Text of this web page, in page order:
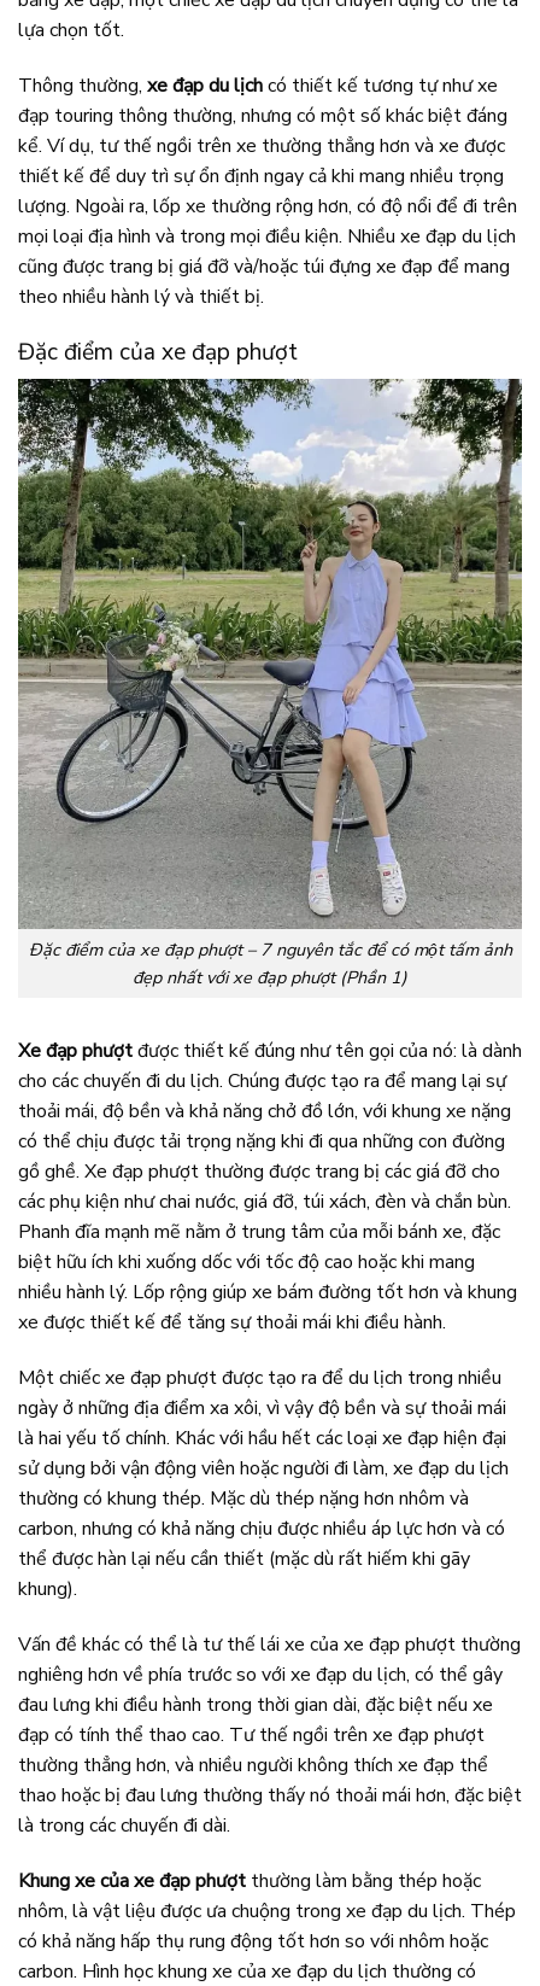
lựa chọn tốt.
Thông thường, xe đạp du lịchcó thiết kế tương tự như xe
đạp touring thông thường, nhưng có một số khác biệt đáng
kể. Ví dụ, tư thế ngồi trên xe thường thẳng hơn và xe được
thiết kế để duy trì sự ổn định ngay cả khi mang nhiều trọng
lượng. Ngoài ra, lốp xe thường rộng hơn, có độ nổi để đi trên
mọi loại địa hình và trong mọi điều kiện. Nhiều xe đạp du lịch
cũng được trang bị giá đỡ và/hoặc túi đựng xe đạp để mang
theo nhiều hành lý và thiết bị.
Đặc điểm của xe đạp phượt
Đặc điểm của xe đạp phượt – 7 nguyên tắc để có một tấm ảnh
đẹp nhất với xe đạp phượt (Phần 1)
Xe đạp phượtđược thiết kế đúng như tên gọi của nó: là dành
cho các chuyến đi du lịch. Chúng được tạo ra để mang lại sự
thoải mái, độ bền và khả năng chở đồ lớn, với khung xe nặng
có thể chịu được tải trọng nặng khi đi qua những con đường
gồ ghề. Xe đạp phượt thường được trang bị các giá đỡ cho
các phụ kiện như chai nước, giá đỡ, túi xách, đèn và chắn bùn.
Phanh đĩa mạnh mẽ nằm ở trung tâm của mỗi bánh xe, đặc
biệt hữu ích khi xuống dốc với tốc độ cao hoặc khi mang
nhiều hành lý. Lốp rộng giúp xe bám đường tốt hơn và khung
xe được thiết kế để tăng sự thoải mái khi điều hành.
Một chiếc xe đạp phượt được tạo ra để du lịch trong nhiều
ngày ở những địa điểm xa xôi, vì vậy độ bền và sự thoải mái
là hai yếu tố chính. Khác với hầu hết các loại xe đạp hiện đại
sử dụng bởi vận động viên hoặc người đi làm, xe đạp du lịch
thường có khung thép. Mặc dù thép nặng hơn nhôm và
carbon, nhưng có khả năng chịu được nhiều áp lực hơn và có
thể được hàn lại nếu cần thiết (mặc dù rất hiếm khi gãy
khung).
Vấn đề khác có thể là tư thế lái xe của xe đạp phượt thường
nghiêng hơn về phía trước so với xe đạp du lịch, có thể gây
đau lưng khi điều hành trong thời gian dài, đặc biệt nếu xe
đạp có tính thể thao cao. Tư thế ngồi trên xe đạp phượt
thường thẳng hơn, và nhiều người không thích xe đạp thể
thao hoặc bị đau lưng thường thấy nó thoải mái hơn, đặc biệt
là trong các chuyến đi dài.
Khung xe của xe đạp phượt thường làm bằng thép hoặc
nhôm, là vật liệu được ưa chuộng trong xe đạp du lịch. Thép
có khả năng hấp thụ rung động tốt hơn so với nhôm hoặc
carbon. Hình học khung xe của xe đạp du lịch thường có